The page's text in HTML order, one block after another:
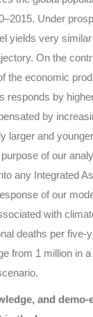
Under
yields very
On the
the economic
responds by
by
larger and
of our
any Integrated
of our
with
deaths per five-
from 1 million in
and demo-